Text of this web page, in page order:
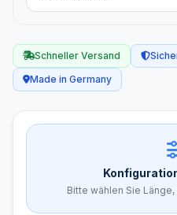
Schneller Versand
Made in Germany
Bitte wählen Sie